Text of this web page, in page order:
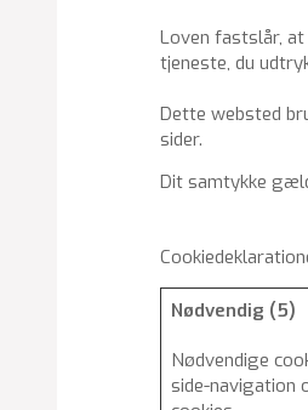
Loven fastslår, at
tjeneste, du
Dette websted
sider.
Dit samtykke
Nødvendig (5)
Nødvendige
side-navigation